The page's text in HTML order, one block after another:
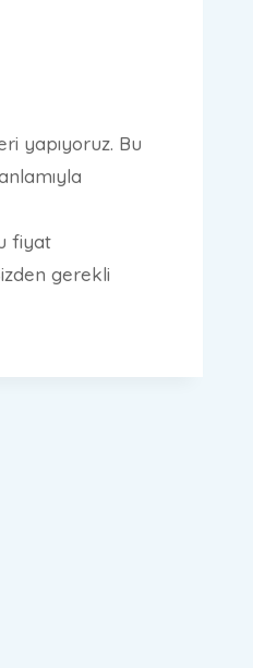
yapıyoruz. Bu
fiyat
gerekli